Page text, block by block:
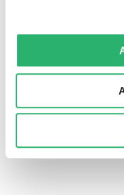
We werken samen
kunnen ontvangen en
0|0